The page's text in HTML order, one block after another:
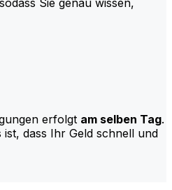
erfolgt am selben Tag.
dass Ihr Geld schnell und